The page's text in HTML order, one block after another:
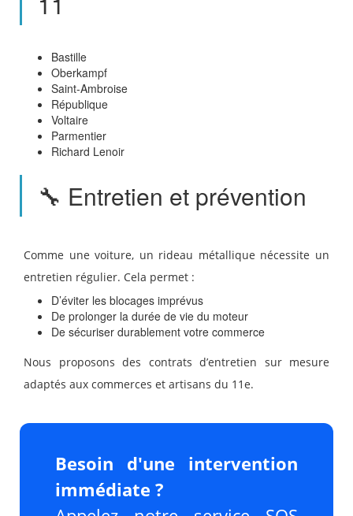
Bastille
Oberkampf
Saint-Ambroise
République
Voltaire
Parmentier
Richard Lenoir
🔧 Entretien et prévention
Comme une voiture, un rideau métallique nécessite un
entretien régulier. Cela permet :
D’éviter les blocages imprévus
De prolonger la durée de vie du moteur
De sécuriser durablement votre commerce
Nous proposons des contrats d’entretien sur mesure
adaptés aux commerces et artisans du 11e.
Besoin d'une intervention
immédiate ?